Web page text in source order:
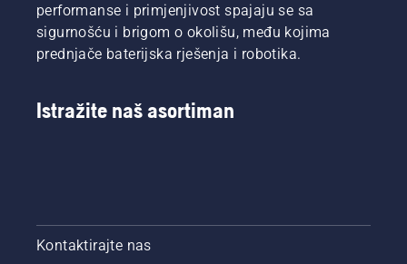
performanse i primjenjivost spajaju se sa
sigurnošću i brigom o okolišu, među kojima
prednjače baterijska rješenja i robotika.
Istražite naš asortiman
Kontaktirajte nas